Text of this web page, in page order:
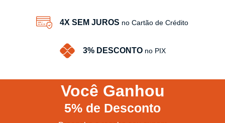
4X SEM JUROS no Cartão de Crédito
3% DESCONTO no PIX
Você Ganhou
5% de Desconto